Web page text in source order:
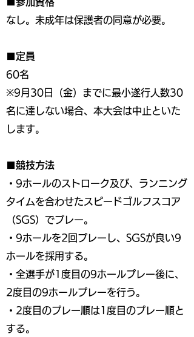
なし。未成年は保護者の同意が必要。
■定員
60名
※9月30日（金）までに最小遂行人数30
名に達しない場合、本大会は中止といた
します。
■競技方法
・9ホールのストローク及び、ランニング
タイムを合わせたスピードゴルフスコア
（SGS）でプレー。
・9ホールを2回プレーし、SGSが良い9
ホールを採用する。
・全選手が1度目の9ホールプレー後に、
2度目の9ホールプレーを行う。
・2度目のプレー順は1度目のプレー順と
する。